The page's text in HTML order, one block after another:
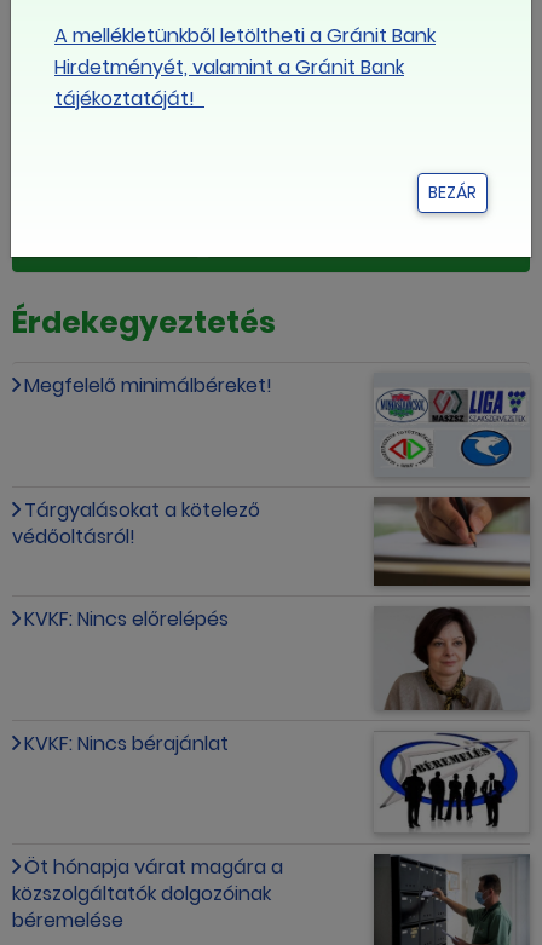
Magyar Szakszervezeti Szövetség
Munkástanácsok Országos Szövetsége
Érdekegyeztetés
Megfelelő minimálbéreket!
Tárgyalásokat a kötelező
védőoltásról!
KVKF: Nincs előrelépés
KVKF: Nincs bérajánlat
Öt hónapja várat magára a
közszolgáltatók dolgozóinak
béremelése
A mellékletünkből letöltheti a Gránit Bank
Hirdetményét, valamint a Gránit Bank
tájékoztatóját!
BEZÁR